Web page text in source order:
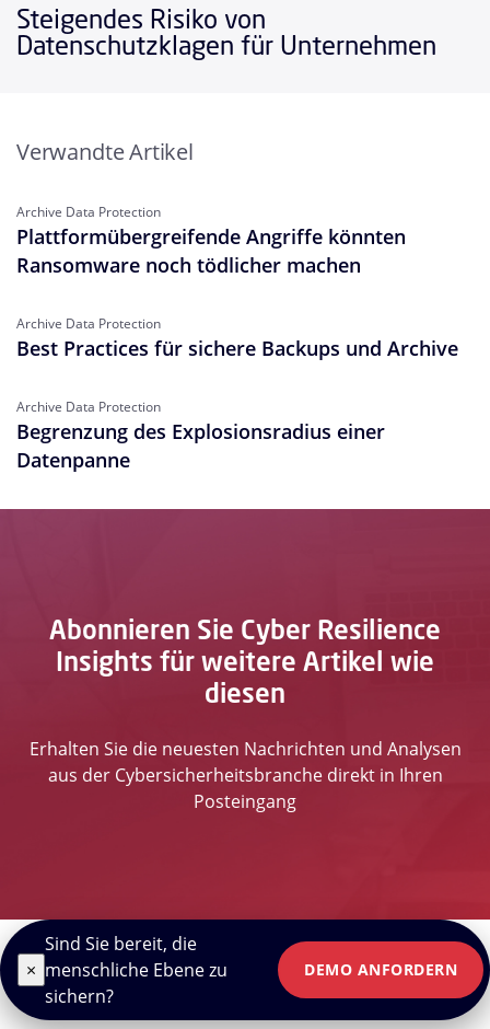
Steigendes Risiko von
Datenschutzklagen für Unternehmen
Verwandte Artikel
Archive Data Protection
Plattformübergreifende Angriffe könnten
Ransomware noch tödlicher machen
Archive Data Protection
Best Practices für sichere Backups und Archive
Archive Data Protection
Begrenzung des Explosionsradius einer
Datenpanne
Abonnieren Sie Cyber Resilience
Insights für weitere Artikel wie
diesen
Erhalten Sie die neuesten Nachrichten und Analysen
aus der Cybersicherheitsbranche direkt in Ihren
Posteingang
×
Sind Sie bereit, die
menschliche Ebene zu
sichern?
DEMO ANFORDERN